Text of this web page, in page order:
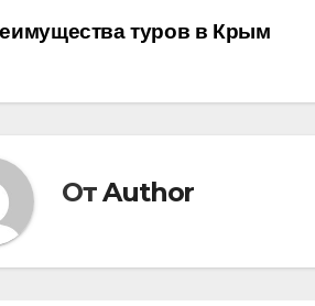
туров в Крым
ОтAuthor